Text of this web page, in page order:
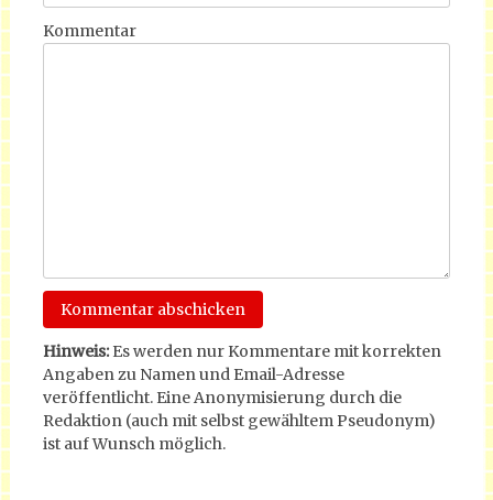
Kommentar
Hinweis:Es werden nur Kommentare mit korrekten
Angaben zu Namen und Email-Adresse
veröffentlicht. Eine Anonymisierung durch die
Redaktion (auch mit selbst gewähltem Pseudonym)
ist auf Wunsch möglich.